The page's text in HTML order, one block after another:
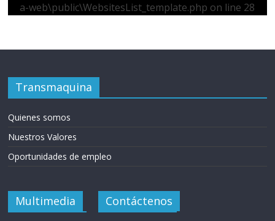
a-web\public\WebsitesList_template.php on line 28
Transmaquina
Quienes somos
Nuestros Valores
Oportunidades de empleo
Multimedia Contáctenos